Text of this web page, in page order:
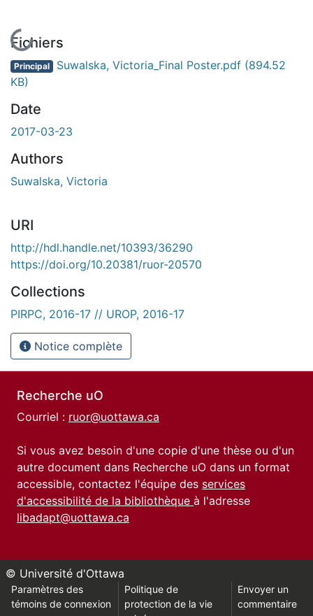
En cours de chargement...
Fichiers
Principal Suwalska, Victoria_Final Poster.pdf (894.52
KB)
Date
2017-03-23
Authors
Suwalska, Victoria
URI
http://hdl.handle.net/10393/36290
https://doi.org/10.20381/ruor-20570
Collections
PIRPC, 2016-17 // UROP, 2016-17
Notice complète
Recherche uO
Courriel : ruor@uottawa.ca
Si vous avez besoin d'une copie d'une thèse ou d'un
autre document dans Recherche uO dans un format
accessible, contactez l'équipe des services
d'accessibilité de la bibliothèque à l'adresse
libadapt@uottawa.ca
© Université d'Ottawa
Paramètres des
témoins de connexion
Politique de
protection de la vie
Envoyer un
commentaire